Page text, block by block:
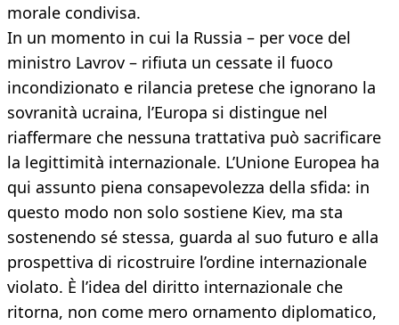
morale condivisa.
In un momento in cui la Russia – per voce del
ministro Lavrov – rifiuta un cessate il fuoco
incondizionato e rilancia pretese che ignorano la
sovranità ucraina, l’Europa si distingue nel
riaffermare che nessuna trattativa può sacrificare
la legittimità internazionale. L’Unione Europea ha
qui assunto piena consapevolezza della sfida: in
questo modo non solo sostiene Kiev, ma sta
sostenendo sé stessa, guarda al suo futuro e alla
prospettiva di ricostruire l’ordine internazionale
violato. È l’idea del diritto internazionale che
ritorna, non come mero ornamento diplomatico,